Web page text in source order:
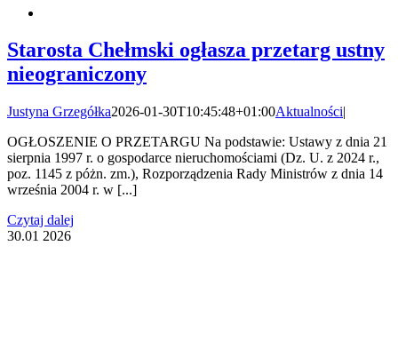
Starosta Chełmski ogłasza przetarg ustny
nieograniczony
Justyna Grzegółka2026-01-30T10:45:48+01:00Aktualności|
OGŁOSZENIE O PRZETARGU Na podstawie: Ustawy z dnia 21
sierpnia 1997 r. o gospodarce nieruchomościami (Dz. U. z 2024 r.,
poz. 1145 z póżn. zm.), Rozporządzenia Rady Ministrów z dnia 14
września 2004 r. w [...]
Czytaj dalej
30.01 2026